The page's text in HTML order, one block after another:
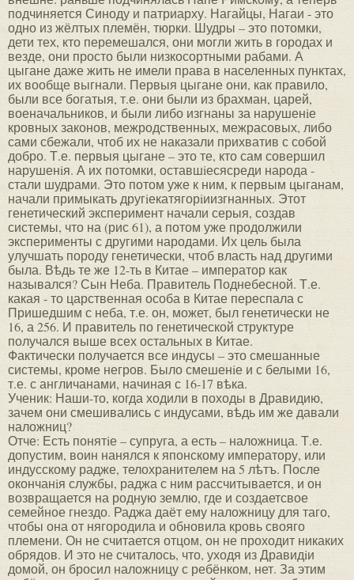
подчиняется Синоду и патриарху. Нагайцы, Нагаи - это
одно из жёлтых племён, тюрки. Шудры – это потомки,
дети тех, кто перемешался, они могли жить в городах и
везде, они просто были низкосортными рабами. А
цыгане даже жить не имели права в населенных пунктах,
их вообще выгнали. Первыя цыгане они, как правило,
были все богатыя, т.е. они были из брахман, царей,
военачальников, и были либо изгнаны за нарушенiе
кровных законов, межродственных, межрасовых, либо
сами сбежали, чтоб их не наказали прихватив с собой
добро. Т.е. первыя цыгане – это те, кто сам совершил
нарушенiя. А их потомки, оставшiесясреди народа -
стали шудрами. Это потом уже к ним, к первым цыганам,
начали примыкать другiекатягорiиизгнанных. Этот
генетический эксперимент начали серыя, создав
системы, что на (рис 61), а потом уже продолжили
эксперименты с другими народами. Их цель была
улучшать породу генетически, чтоб власть над другими
была. Вѣдь те же 12-ть в Китае – император как
назывался? Сын Неба. Правитель Поднебесной. Т.е.
какая - то царственная особа в Китае переспала с
Пришедшим с неба, т.е. он, может, был генетически не
16, а 256. И правитель по генетической структуре
получался выше всех остальных в Китае.
Фактически получается все индусы – это смешанные
системы, кроме негров. Было смешенiе и с белыми 16,
т.е. с англичанами, начиная с 16-17 вѣка.
Ученик: Наши-то, когда ходили в походы в Дравидию,
зачем они смешивались с индусами, вѣдь им же давали
наложниц?
Отче: Есть понятiе – супруга, а есть – наложница. Т.е.
допустим, воин нанялся к японскому императору, или
индусскому радже, телохранителем на 5 лѣтъ. После
окончанiя службы, раджа с ним рассчитывается, и он
возвращается на родную землю, где и создаетсвое
семейное гнездо. Раджа даёт ему наложницу для таго,
чтобы она от нягородила и обновила кровь свояго
племени. Он не считается отцом, он не проходит никаких
обрядов. И это не считалось, что, уходя из Дравидiи
домой, он бросил наложницу с ребёнком, нет. За этим